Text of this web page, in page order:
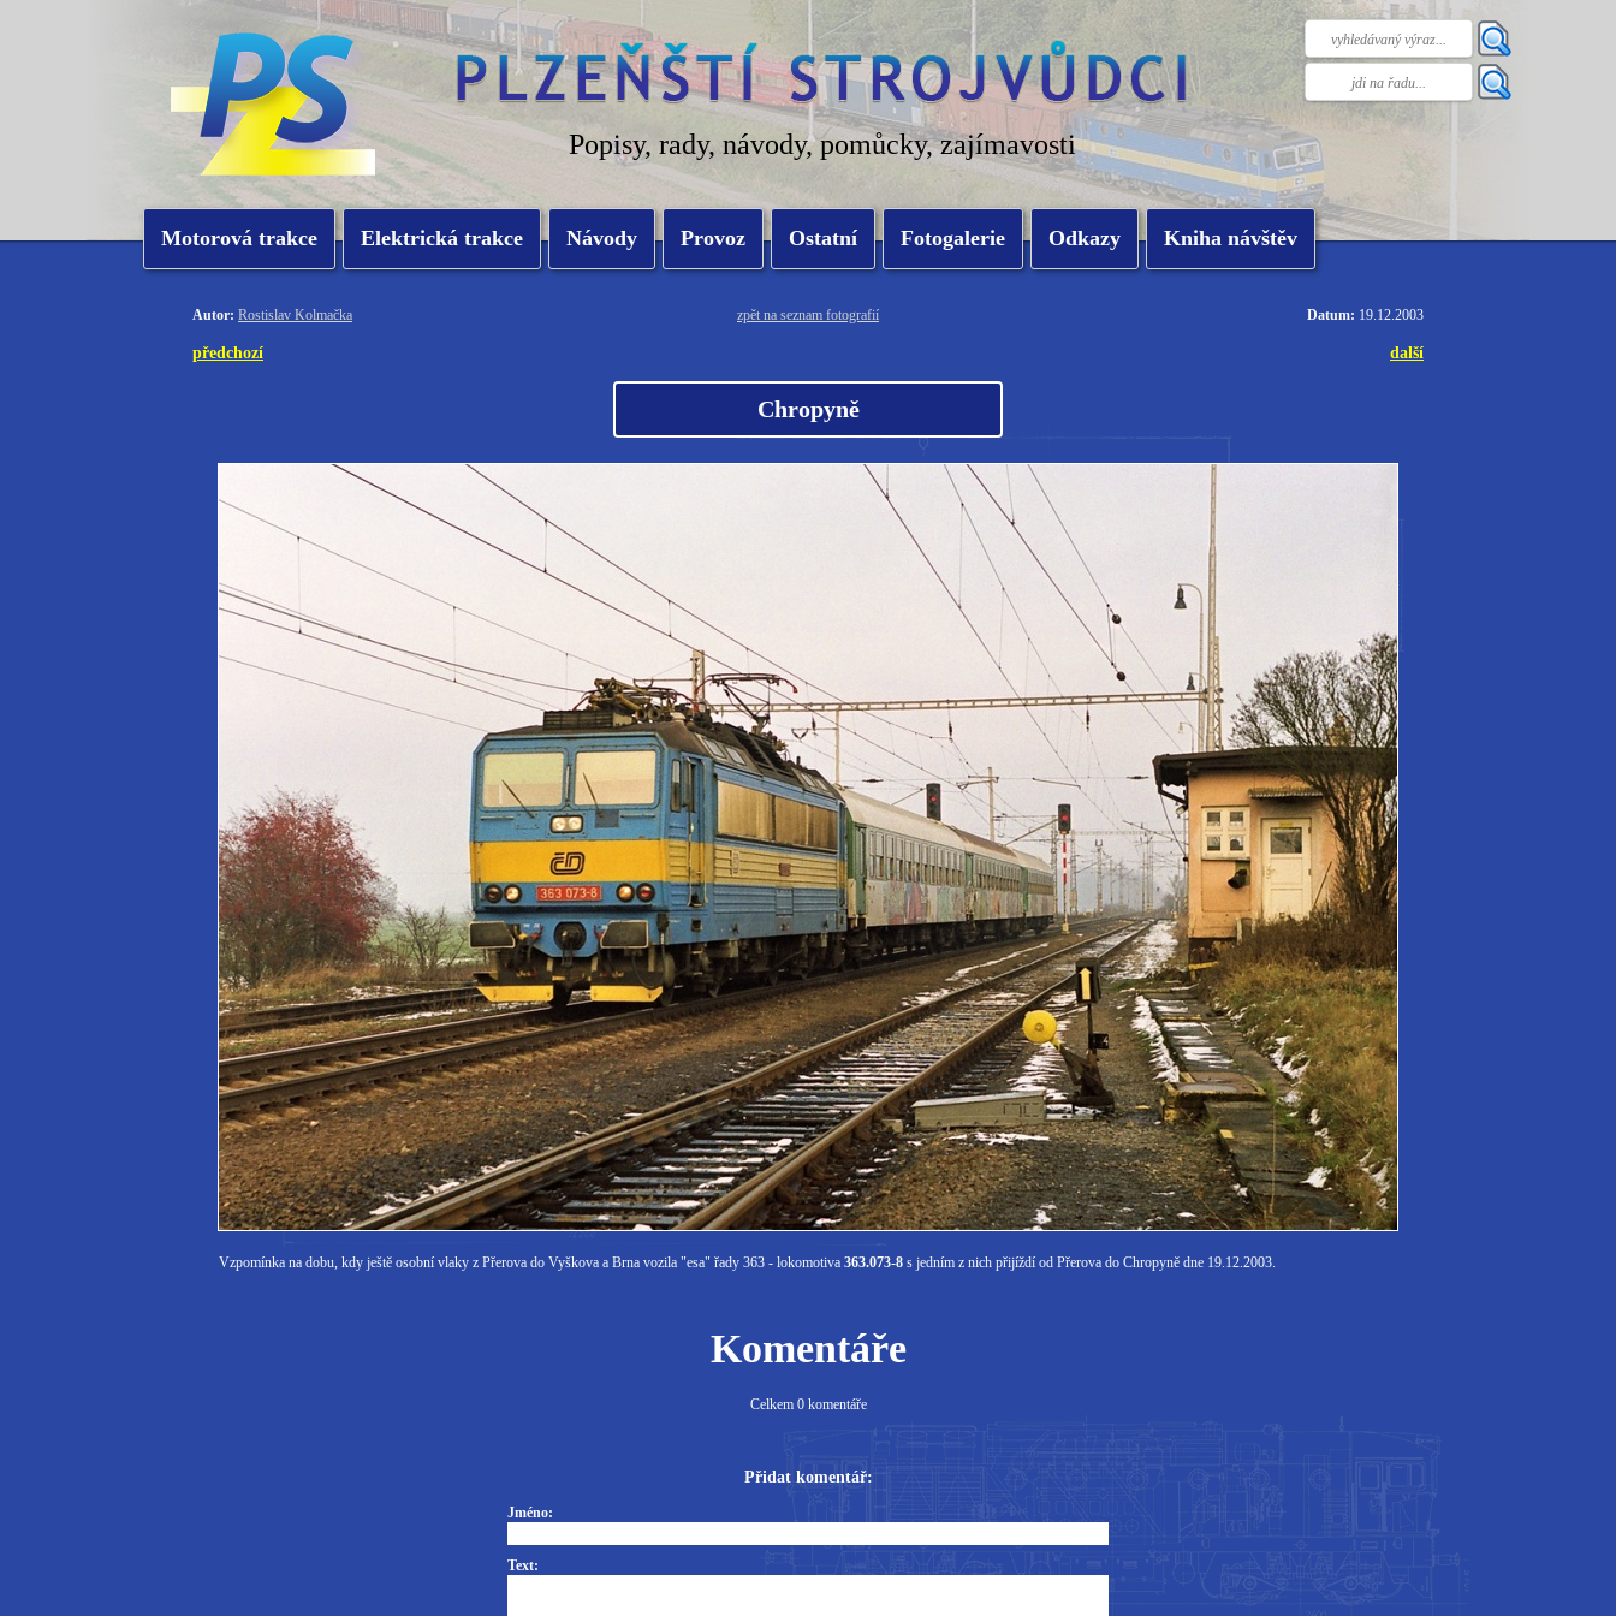
Popisy, rady, návody, pomůcky, zajímavosti
Motorová trakce Elektrická trakce Návody Provoz Ostatní Fotogalerie Odkazy Kniha návštěv
zpět na seznam fotografií
Autor: Rostislav Kolmačka
předchozí
Datum: 19.12.2003
další
Chropyně
Vzpomínka na dobu, kdy ještě osobní vlaky z Přerova do Vyškova a Brna vozila "esa" řady 363 - lokomotiva 363.073-8 s jedním z nich přijíždí od Přerova do Chropyně dne 19.12.2003.
Komentáře
Celkem 0 komentáře
Přidat komentář:
Jméno:
Text: